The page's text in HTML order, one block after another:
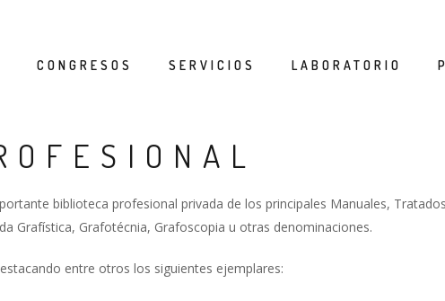
CONGRESOS SERVICIOS LABORATORIO
biblioteca profesional privada de los principales Manuales,
Grafística, Grafotécnia, Grafoscopia u otras denominaciones.
entre otros los siguientes ejemplares: